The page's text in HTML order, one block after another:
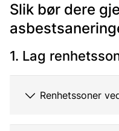
Slik bør dere
1. Lag
Renhetssoner